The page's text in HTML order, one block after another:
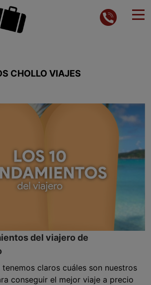
CHOLLO VIAJES
del viajero de
tenemos claros cuáles son nuestros
conseguir el mejor viaje a precio